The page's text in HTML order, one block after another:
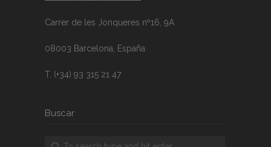
Carrer de les Jonqueres nº16, 9A
08003 Barcelona, España
T. (+34) 93 315 21 47
Buscar